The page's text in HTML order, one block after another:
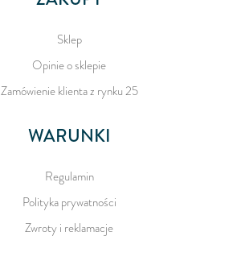
Sklep
Opinie o sklepie
Zamówienie klienta z rynku 25
WARUNKI
Regulamin
Polityka prywatności
Zwroty i reklamacje